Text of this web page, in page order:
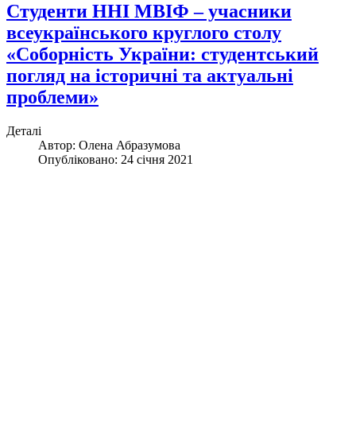
Студенти ННІ МВІФ – учасники
всеукраїнського круглого столу
«Соборність України: студентський
погляд на історичні та актуальні
проблеми»
Деталі
Автор: Олена Абразумова
Опубліковано: 24 січня 2021